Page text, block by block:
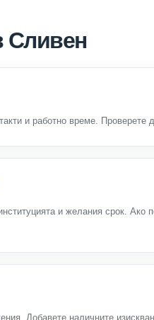
Сливен
и работно време. Проверете
и желания срок. Ако
Добавете наличните